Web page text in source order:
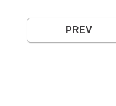
PREV